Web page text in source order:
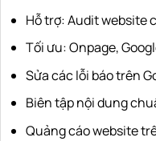
Hỗ trợ: Audit website
Tối ưu: Onpage,
Sửa các lỗi báo trên
Biên tập nội dung
Quảng cáo website